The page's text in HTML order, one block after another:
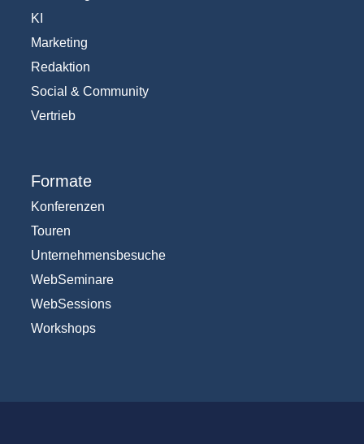
KI
Marketing
Redaktion
Social & Community
Vertrieb
Formate
Konferenzen
Touren
Unternehmensbesuche
WebSeminare
WebSessions
Workshops